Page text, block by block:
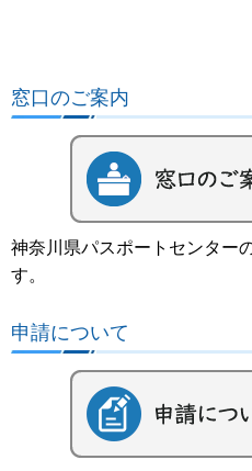
窓口のご案内
神奈川県パスポートセンター
す。
申請について